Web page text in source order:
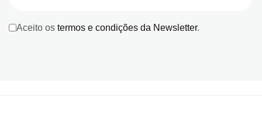
Aceito os termos e condições da Newsletter.